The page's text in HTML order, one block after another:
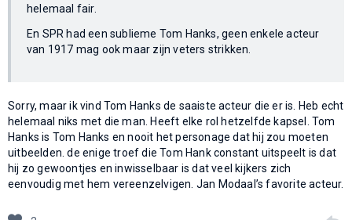
helemaal fair.
En SPR had een sublieme Tom Hanks, geen enkele acteur
van 1917 mag ook maar zijn veters strikken.
Sorry, maar ik vind Tom Hanks de saaiste acteur die er is. Heb echt
helemaal niks met die man. Heeft elke rol hetzelfde kapsel. Tom
Hanks is Tom Hanks en nooit het personage dat hij zou moeten
uitbeelden. de enige troef die Tom Hank constant uitspeelt is dat
hij zo gewoontjes en inwisselbaar is dat veel kijkers zich
eenvoudig met hem vereenzelvigen. Jan Modaal’s favorite acteur.